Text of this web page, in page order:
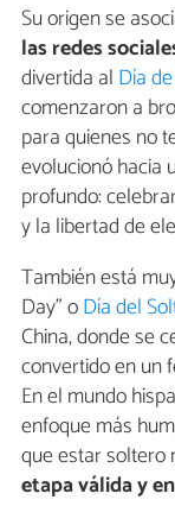
Su origen se
las redes
divertida al Día
comenzaron a
para quienes no
evolucionó hacia
profundo:
y la libertad de
También está
Day" oDía del
China, donde se
convertido en un
En el mundo
enfoque más
que estar soltero
etapa válida y